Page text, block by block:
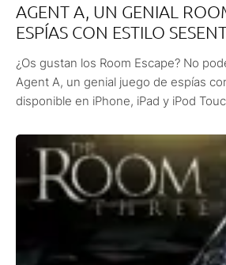
AGENT A, UN GENIAL
ESPÍAS CON ESTILO
¿Os gustan los Room Escape? No
Agent A, un genial juego de espías
disponible en iPhone, iPad y iPod